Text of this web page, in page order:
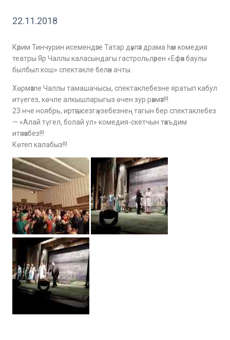
22.11.2018
Кәрим Тинчурин исемендәге Татар дәүләт драма һәм комедия
театры Яр Чаллы каласындагы гастрольләрен «Ефәк баулы
былбыл кош» спектакле белән ачты.
Хөрмәтле Чаллы тамашачысы, спектаклебезне яратып кабул
итүегез, көчле алкышларыгыз өчен зур рәхмәт!!!
23 нче ноябрь, иртәгә, сезгә үзебезнең тагын бер спектаклебез
— «Алай түгел, болай ул» комедия-скетчын тәкъдим
итәчәкбез!!!
Көтеп калабыз!!!